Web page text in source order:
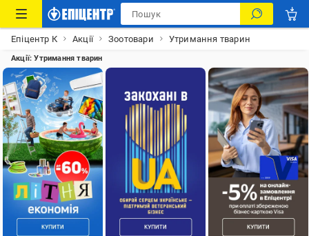
Епіцентр К Акції Зоотовари Утримання тварин
Акції: Утримання тварин